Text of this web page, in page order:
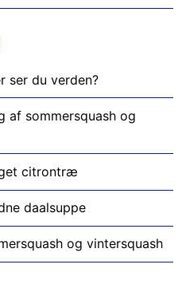
ser du verden?
af sommersquash og
citrontræ
daalsuppe
og vintersquash